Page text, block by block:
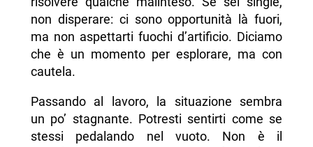
non disperare: ci sono opportunità là fuori,
ma non aspettarti fuochi d’artificio. Diciamo
che è un momento per esplorare, ma con
cautela.
Passando al lavoro, la situazione sembra
un po’ stagnante. Potresti sentirti come se
stessi pedalando nel vuoto. Non è il